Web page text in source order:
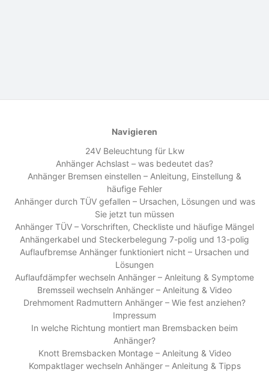
Navigieren
24V Beleuchtung für Lkw
Anhänger Achslast – was bedeutet das?
Anhänger Bremsen einstellen – Anleitung, Einstellung &
häufige Fehler
Anhänger durch TÜV gefallen – Ursachen, Lösungen und was
Sie jetzt tun müssen
Anhänger TÜV – Vorschriften, Checkliste und häufige Mängel
Anhängerkabel und Steckerbelegung 7-polig und 13-polig
Auflaufbremse Anhänger funktioniert nicht – Ursachen und
Lösungen
Auflaufdämpfer wechseln Anhänger – Anleitung & Symptome
Bremsseil wechseln Anhänger – Anleitung & Video
Drehmoment Radmuttern Anhänger – Wie fest anziehen?
Impressum
In welche Richtung montiert man Bremsbacken beim
Anhänger?
Knott Bremsbacken Montage – Anleitung & Video
Kompaktlager wechseln Anhänger – Anleitung & Tipps